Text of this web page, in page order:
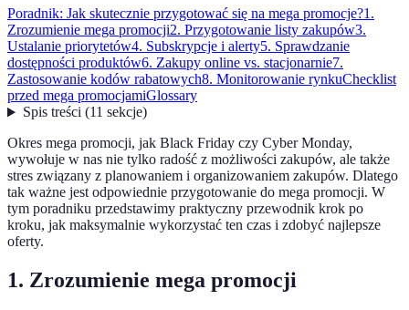
Poradnik: Jak skutecznie przygotować się na mega promocje?1.
Zrozumienie mega promocji2. Przygotowanie listy zakupów3.
Ustalanie priorytetów4. Subskrypcje i alerty5. Sprawdzanie
dostępności produktów6. Zakupy online vs. stacjonarnie7.
Zastosowanie kodów rabatowych8. Monitorowanie rynkuChecklist
przed mega promocjamiGlossary
Spis treści(11 sekcje)
Okres mega promocji, jak Black Friday czy Cyber Monday,
wywołuje w nas nie tylko radość z możliwości zakupów, ale także
stres związany z planowaniem i organizowaniem zakupów. Dlatego
tak ważne jest odpowiednie przygotowanie do mega promocji. W
tym poradniku przedstawimy praktyczny przewodnik krok po
kroku, jak maksymalnie wykorzystać ten czas i zdobyć najlepsze
oferty.
1. Zrozumienie mega promocji